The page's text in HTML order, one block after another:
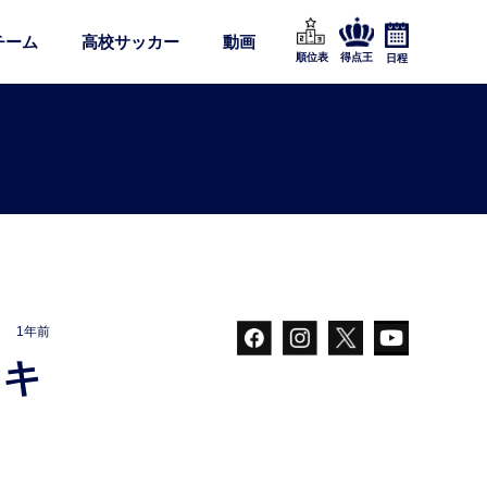
ーム 高校サッカー 動画
順位表 得点王 日程
1年前